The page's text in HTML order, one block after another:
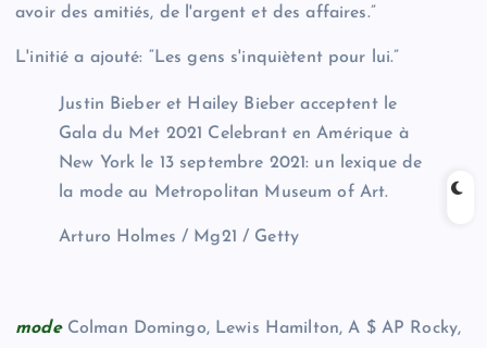
avoir des amitiés, de l'argent et des affaires.”
L'initié a ajouté: “Les gens s'inquiètent pour lui.”
Justin Bieber et Hailey Bieber acceptent le
Gala du Met 2021 Celebrant en Amérique à
New York le 13 septembre 2021: un lexique de
la mode au Metropolitan Museum of Art.
Arturo Holmes / Mg21 / Getty
modeColman Domingo, Lewis Hamilton, A $ AP Rocky,